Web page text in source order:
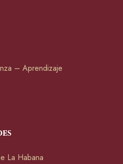
– Aprendizaje
La Habana